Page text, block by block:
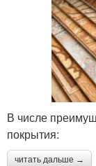
В числе
покрытия:
читать дальше →